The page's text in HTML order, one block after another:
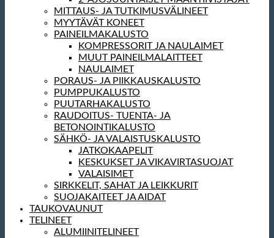
MITTAUS- JA TUTKIMUSVÄLINEET
MYYTÄVÄT KONEET
PAINEILMAKALUSTO
KOMPRESSORIT JA NAULAIMET
MUUT PAINEILMALAITTEET
NAULAIMET
PORAUS- JA PIIKKAUSKALUSTO
PUMPPUKALUSTO
PUUTARHAKALUSTO
RAUDOITUS- TUENTA- JA
BETONOINTIKALUSTO
SÄHKÖ- JA VALAISTUSKALUSTO
JATKOKAAPELIT
KESKUKSET JA VIKAVIRTASUOJAT
VALAISIMET
SIRKKELIT, SAHAT JA LEIKKURIT
SUOJAKAITEET JA AIDAT
TAUKOVAUNUT
TELINEET
ALUMIINITELINEET